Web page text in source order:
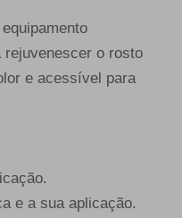
rejuvenescer o rosto
e acessível para
e a sua aplicação.